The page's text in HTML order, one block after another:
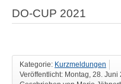
DO-CUP 2021
Kategorie: Kurzmeldungen
Veröffentlicht: Montag, 28. Juni